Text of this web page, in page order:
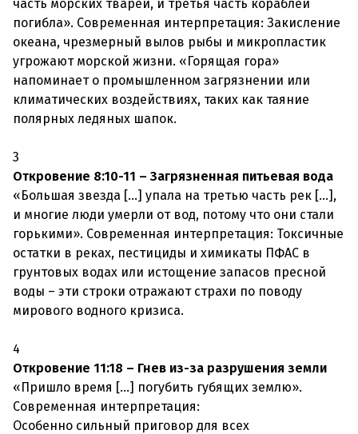
часть морских тварей, и третья часть кораблей
погибла». Современная интерпретация: Закисление
океана, чрезмерный вылов рыбы и микропластик
угрожают морской жизни. «Горящая гора»
напоминает о промышленном загрязнении или
климатических воздействиях, таких как таяние
полярных ледяных шапок.
3
Откровение 8:10-11 – Загрязненная питьевая вода
«Большая звезда [...] упала на третью часть рек [...],
и многие люди умерли от вод, потому что они стали
горькими». Современная интерпретация: Токсичные
остатки в реках, пестициды и химикаты ПФАС в
грунтовых водах или истощение запасов пресной
воды – эти строки отражают страхи по поводу
мирового водного кризиса.
4
Откровение 11:18 – Гнев из-за разрушения земли
«Пришло время [...] погубить губящих землю».
Современная интерпретация:
Особенно сильный приговор для всех